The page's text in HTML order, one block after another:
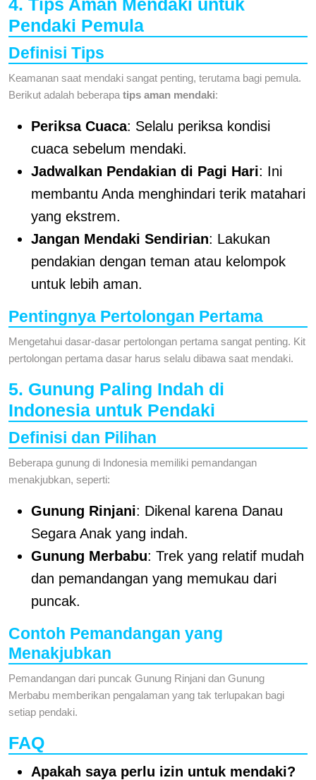
4. Tips Aman Mendaki untuk
Pendaki Pemula
Definisi Tips
Keamanan saat mendaki sangat penting, terutama bagi pemula.
Berikut adalah beberapa tips aman mendaki:
Periksa Cuaca: Selalu periksa kondisi
cuaca sebelum mendaki.
Jadwalkan Pendakian di Pagi Hari: Ini
membantu Anda menghindari terik matahari
yang ekstrem.
Jangan Mendaki Sendirian: Lakukan
pendakian dengan teman atau kelompok
untuk lebih aman.
Pentingnya Pertolongan Pertama
Mengetahui dasar-dasar pertolongan pertama sangat penting. Kit
pertolongan pertama dasar harus selalu dibawa saat mendaki.
5. Gunung Paling Indah di
Indonesia untuk Pendaki
Definisi dan Pilihan
Beberapa gunung di Indonesia memiliki pemandangan
menakjubkan, seperti:
Gunung Rinjani: Dikenal karena Danau
Segara Anak yang indah.
Gunung Merbabu: Trek yang relatif mudah
dan pemandangan yang memukau dari
puncak.
Contoh Pemandangan yang
Menakjubkan
Pemandangan dari puncak Gunung Rinjani dan Gunung
Merbabu memberikan pengalaman yang tak terlupakan bagi
setiap pendaki.
FAQ
Apakah saya perlu izin untuk mendaki?